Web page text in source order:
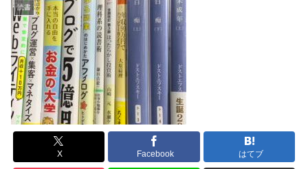
読書
X Facebook はてブ